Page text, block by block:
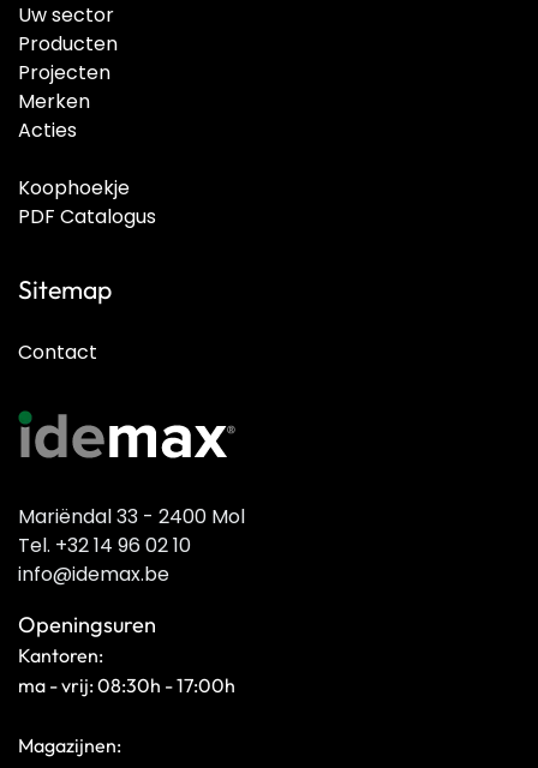
Uw sector
Producten
Projecten
Merken
Acties
Koophoekje
PDF Catalogus
Sitemap
Contact
Mariëndal 33 - 2400 Mol
Tel. +32 14 96 02 10
info@idemax.be
Openingsuren
Kantoren:
ma - vrij: 08:30h - 17:00h
Magazijnen: